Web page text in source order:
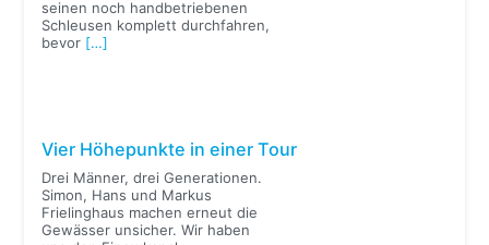
seinen noch handbetriebenen
Schleusen komplett durchfahren,
bevor […]
Vier Höhepunkte in einer Tour
Drei Männer, drei Generationen.
Simon, Hans und Markus
Frielinghaus machen erneut die
Gewässer unsicher. Wir haben